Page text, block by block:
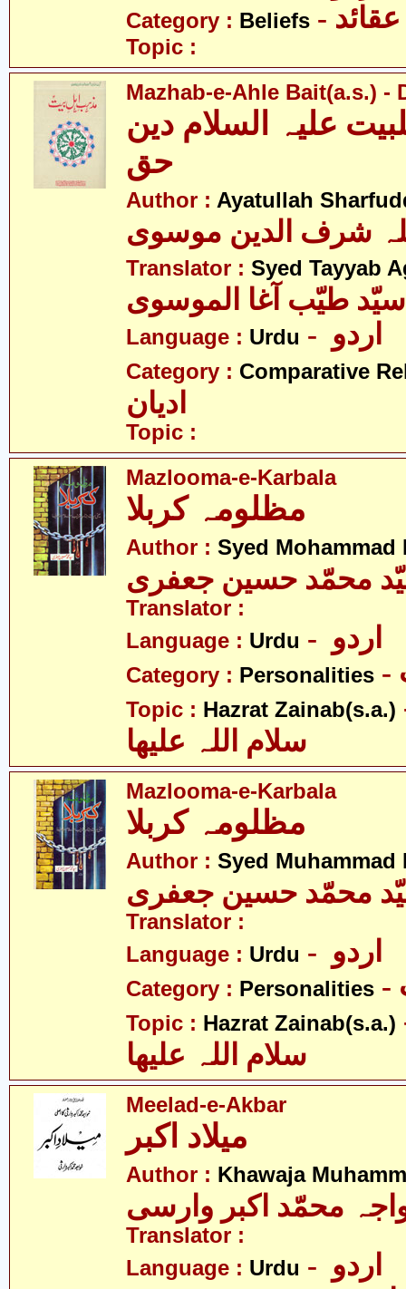
Category : Beliefs - عقائد
Topic :
Mazhab-e-Ahle Bait(a.s.) -
علیہ السلام دین
Author : Ayatullah
شرف الدین موسوی
Translator : Syed Tayyab
سیّد طیّب آغا الموسوی
Language : Urdu
Category : Comparative
ادیان
Topic :
Mazlooma-e-Karbala
Author : Syed Mohammad
محمّد حسین جعفری
Translator :
Language : Urdu
Category : Personalities
Topic : Hazrat Zainab(s.a.)
سلام اللہ علیھا
Mazlooma-e-Karbala
مظلومہ کربلا
Author : Syed Muhammad
محمّد حسین جعفری
Translator :
Language : Urdu
Category : Personalities
Topic : Hazrat Zainab(s.a.)
سلام اللہ علیھا
Meelad-e-Akbar
میلاد اکبر
Author : Khawaja
محمّد اکبر وارسی
Translator :
Language : Urdu